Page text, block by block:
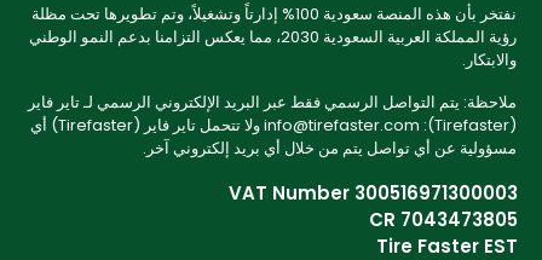
نفتخر بأن هذه المنصة سعودية 100% إدارتاً وتشغيلاً، وتم تطويرها تحت مظلة
رؤية المملكة العربية السعودية 2030، مما يعكس التزامنا بدعم النمو الوطني
والابتكار.
ملاحظة: يتم التواصل الرسمي فقط عبر البريد الإلكتروني الرسمي لـ تاير فاير
(Tirefaster): info@tirefaster.com ولا تتحمل تاير فاير (Tirefaster) أي
مسؤولية عن أي تواصل يتم من خلال أي بريد إلكتروني آخر.
VAT Number 300516971300003
CR 7043473805
Tire Faster EST